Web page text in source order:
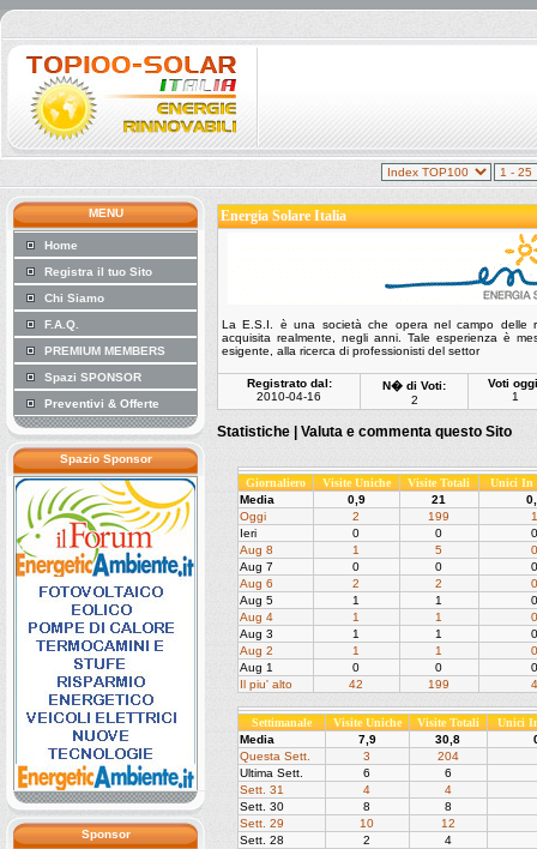
MENU
Home
Registra il tuo Sito
Chi Siamo
F.A.Q.
PREMIUM MEMBERS
Spazi SPONSOR
Preventivi & Offerte
Spazio Sponsor
Sponsor
Energia Solare Italia
La E.S.I. è una società che opera nel campo delle
acquisita realmente, negli anni. Tale esperienza è
esigente, alla ricerca di professionisti del settor
Registrato dal:
2010-04-16
N� di Voti:
2
Voti
1
Statistiche | Valuta e commenta questo Sito
Giornaliero Visite Uniche Visite Totali
Unici In
Media
0,9 21
Oggi
2 199
1
Ieri
0 0
0
Aug 8
1 5
0
Aug 7
0 0
0
Aug 6
2 2
0
Aug 5
1 1
0
Aug 4
1 1
0
Aug 3
1 1
0
Aug 2
1 1
0
Aug 1
0 0
0
Il piu' alto
42 199 4
Settimanale Visite Uniche Visite Totali
Unici
Media
7,9 30,8
Questa Sett.
3
204
Ultima Sett.
6
6
Sett. 31
4
4
Sett. 30
8
8
Sett. 29
10
12
Sett. 28
2
4